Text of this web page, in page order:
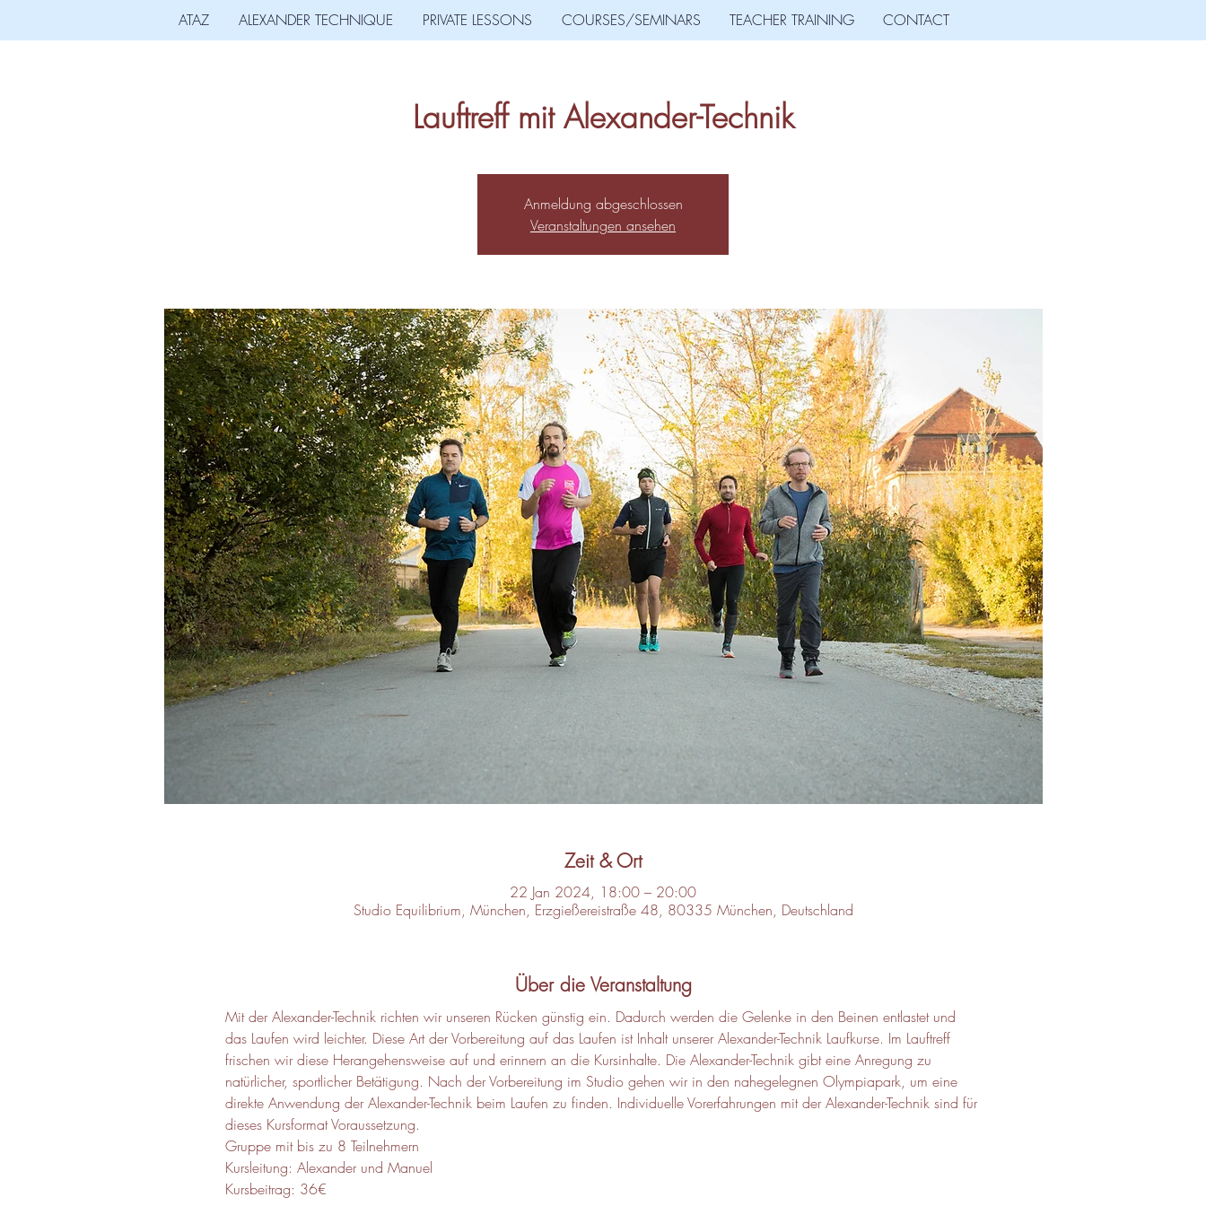
ATAZ ALEXANDER TECHNIQUE PRIVATE LESSONS COURSES/SEMINARS TEACHER TRAINING CONTACT
Lauftreff mit Alexander-Technik
Anmeldung abgeschlossen
Veranstaltungen ansehen
Zeit & Ort
22 Jan 2024, 18:00 – 20:00
Studio Equilibrium, München, Erzgießereistraße 48, 80335 München, Deutschland
Über die Veranstaltung
Mit der Alexander-Technik richten wir unseren Rücken günstig ein. Dadurch werden die Gelenke in den Beinen entlastet und
das Laufen wird leichter. Diese Art der Vorbereitung auf das Laufen ist Inhalt unserer Alexander-Technik Laufkurse. Im Lauftreff
frischen wir diese Herangehensweise auf und erinnern an die Kursinhalte. Die Alexander-Technik gibt eine Anregung zu
natürlicher, sportlicher Betätigung. Nach der Vorbereitung im Studio gehen wir in den nahegelegnen Olympiapark, um eine
direkte Anwendung der Alexander-Technik beim Laufen zu finden. Individuelle Vorerfahrungen mit der Alexander-Technik sind für
dieses Kursformat Voraussetzung.
Gruppe mit bis zu 8 Teilnehmern
Kursleitung: Alexander und Manuel
Kursbeitrag: 36€